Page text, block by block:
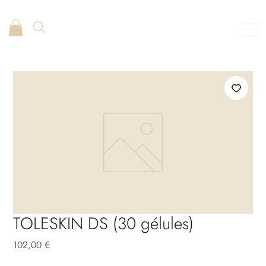
TOLESKIN DS (30 gélules)
102,00 €